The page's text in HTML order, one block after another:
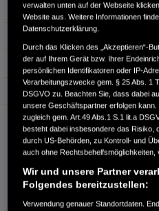
Leistung
Erstzulassung
Bauart
AUTOHAUS EICHHORN GMBH
Nordstr. 18
06618 Naumburg
RUFEN SIE UNS AN:
03445 71310
verwalten unten auf der Webseite
Website aus. Weitere Informationen
Datenschutzerklärung.
Durch das Klicken des „Akzeptieren“-
der auf Ihrem Gerät bzw. Ihrer
persönlichen Identifikatoren oder IP-
Verarbeitungszwecke gem. § 25 Abs. 1
DSGVO zu. Beachten Sie, dass dabei
unsere Geschäftspartner erfolgen kann.
zugleich gem. Art.49 Abs.1 S.1 lit.a
besteht dabei insbesondere das Risiko,
durch US-Behörden, zu Kontroll- und
auch ohne Rechtsbehelfsmöglichkeiten,
Wir und unsere Partner
Folgendes bereitzustellen:
Verwendung genauer Standortdaten.